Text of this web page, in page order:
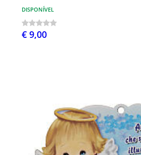
DISPONÍVEL
€ 9,00